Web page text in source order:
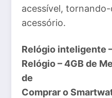
acessível,
acessório.
Relógio inteligente
Relógio – 4GB de
de
Compraro